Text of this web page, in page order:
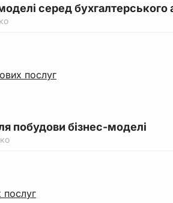
серед бухгалтерського
послуг
побудови бізнес-моделі
послуг